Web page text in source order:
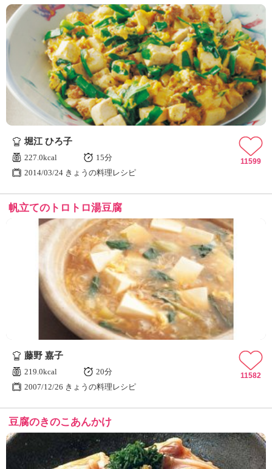
堀江 ひろ子
227.0kcal
15分
2014/03/24 きょうの料理レシピ
11599
帆立てのトロトロ湯豆腐
藤野 嘉子
219.0kcal
20分
2007/12/26 きょうの料理レシピ
11582
豆腐のきのこあんかけ